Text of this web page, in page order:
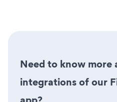
Need to know more
integrations of our